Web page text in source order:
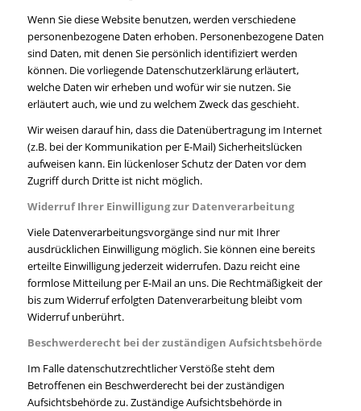
Wenn Sie diese Website benutzen, werden verschiedene
personenbezogene Daten erhoben. Personenbezogene Daten
sind Daten, mit denen Sie persönlich identifiziert werden
können. Die vorliegende Datenschutzerklärung erläutert,
welche Daten wir erheben und wofür wir sie nutzen. Sie
erläutert auch, wie und zu welchem Zweck das geschieht.
Wir weisen darauf hin, dass die Datenübertragung im Internet
(z.B. bei der Kommunikation per E-Mail) Sicherheitslücken
aufweisen kann. Ein lückenloser Schutz der Daten vor dem
Zugriff durch Dritte ist nicht möglich.
Widerruf Ihrer Einwilligung zur Datenverarbeitung
Viele Datenverarbeitungsvorgänge sind nur mit Ihrer
ausdrücklichen Einwilligung möglich. Sie können eine bereits
erteilte Einwilligung jederzeit widerrufen. Dazu reicht eine
formlose Mitteilung per E-Mail an uns. Die Rechtmäßigkeit der
bis zum Widerruf erfolgten Datenverarbeitung bleibt vom
Widerruf unberührt.
Beschwerderecht bei der zuständigen Aufsichtsbehörde
Im Falle datenschutzrechtlicher Verstöße steht dem
Betroffenen ein Beschwerderecht bei der zuständigen
Aufsichtsbehörde zu. Zuständige Aufsichtsbehörde in